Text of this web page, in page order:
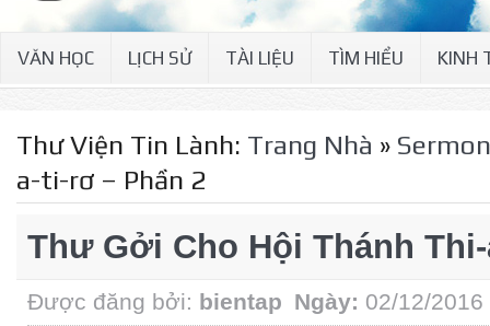
VĂN HỌC LỊCH SỬ TÀI LIỆU TÌM HIỂU KINH
Thư Viện Tin Lành: Trang Nhà » Sermon
a-ti-rơ – Phần 2
Thư Gởi Cho Hội Thánh
Được đăng bởi: bientap Ngày: 02/12/2016